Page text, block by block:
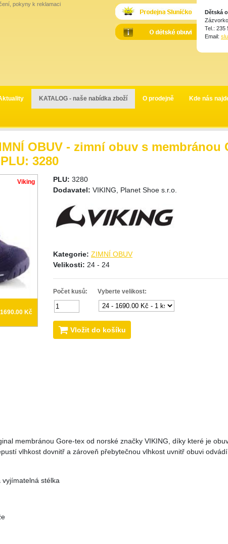
pokyny k reklamaci
Dětská
Tel.: 235
Email:
KATALOG - naše nabídka zboží O prodejně Kde nás
OBUV - zimní obuv s membránou
3280
Viking
Kč
PLU: 3280
Dodavatel: VIKING, Planet Shoe s.r.o.
Kategorie: ZIMNÍ OBUV
Velikosti: 24 - 24
Počet kusů: Vyberte velikost:
Vložit do košíku
membránou Gore-tex od norské značky VIKING, díky které je
vlhkost dovnitř a zároveň přebytečnou vlhkost uvnitř obuvi
stélka